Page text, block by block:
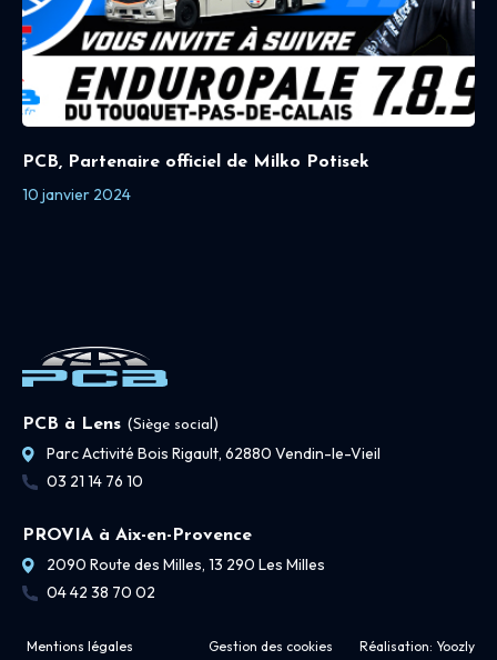
PCB, Partenaire officiel de Milko Potisek
10 janvier 2024
PCB à Lens (Siège social)
Parc Activité Bois Rigault, 62880 Vendin-le-Vieil
03 21 14 76 10
PROVIA à Aix-en-Provence
2090 Route des Milles, 13 290 Les Milles
04 42 38 70 02
Mentions légales Gestion des cookies Réalisation: Yoozly